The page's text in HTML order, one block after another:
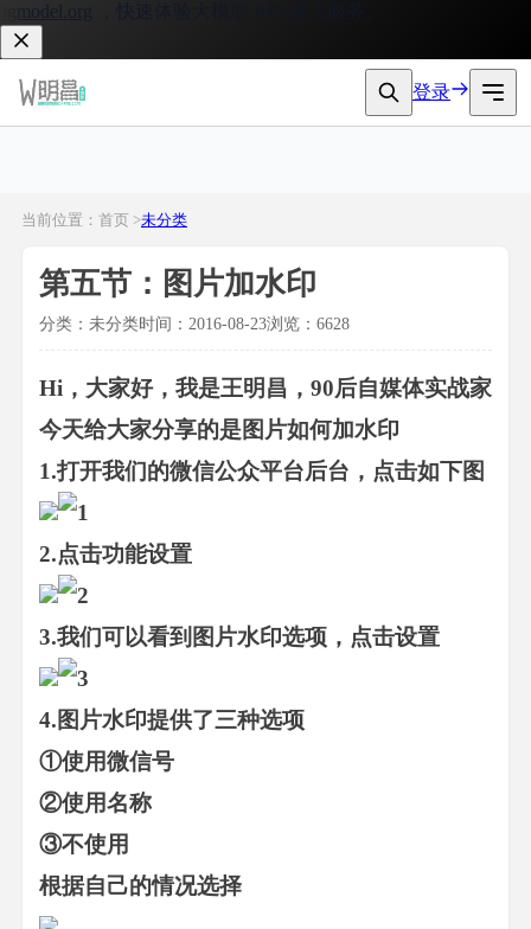
，快速体验大模型 API 接入服务。
登录
当前位置：首页 >未分类
第五节：图片加水印
分类：未分类时间：2016-08-23浏览：6628
Hi，大家好，我是王明昌，90后自媒体实战家
今天给大家分享的是图片如何加水印
1.打开我们的微信公众平台后台，点击如下图
2.点击功能设置
3.我们可以看到图片水印选项，点击设置
4.图片水印提供了三种选项
①使用微信号
②使用名称
③不使用
根据自己的情况选择